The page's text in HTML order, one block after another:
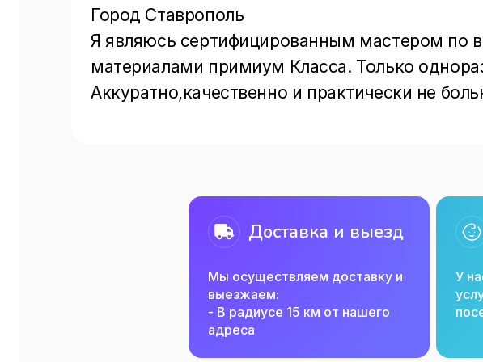
Город Ставрополь
Я являюсь сертифицированным мастером по
материалами примиум Класса. Только
Аккуратно,качественно и практически не
Доставка и выезд
Мы осуществляем доставку и
выезжаем:
- В радиусе 15 км от нашего
адреса
У